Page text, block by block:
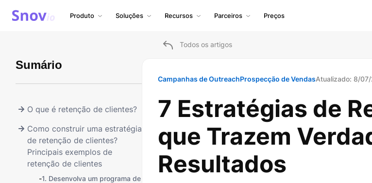
Produto Soluções Recursos Parceiros Preços
Todos os artigos
Sumário
O que é retenção de clientes?
Como construir uma estratégia
de retenção de clientes?
Principais exemplos de
retenção de clientes
-1. Desenvolva um programa de
Campanhas de OutreachProspecção de VendasAtualizado: 8/
7 Estratégias de
que Trazem
Resultados